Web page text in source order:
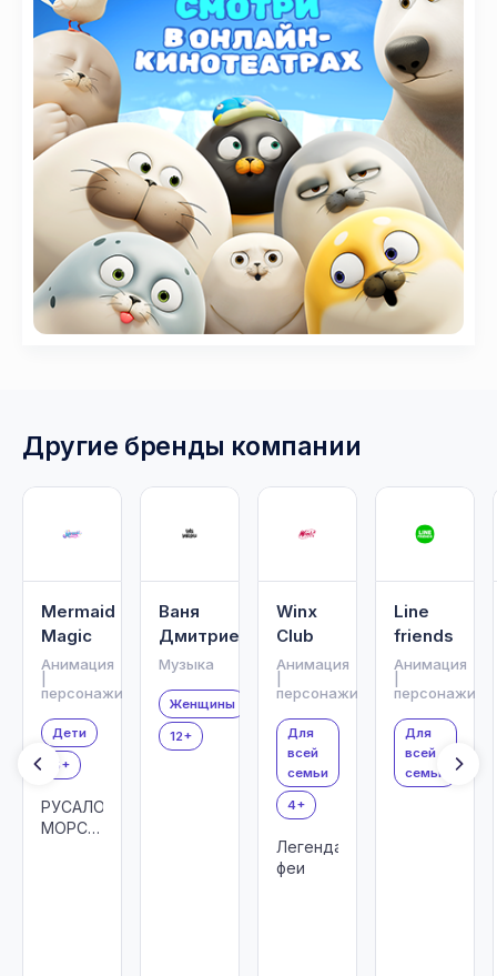
Другие бренды компании
Mermaid
Magic
Анимация
персонажи
Дети
6+
РУСАЛОЧКИ:
МОРСКАЯ
Ваня
Дмитриенко
Музыка
Женщины
12+
Winx
Club
Анимация
персонажи
Для
всей
семьи
4+
Легендарные
феи
Line
friends
Анимация
персонажи
Для
всей
семьи